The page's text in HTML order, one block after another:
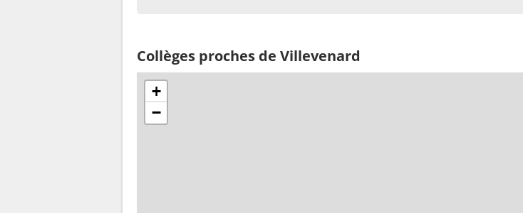
Collèges proches de Villevenard
+
−